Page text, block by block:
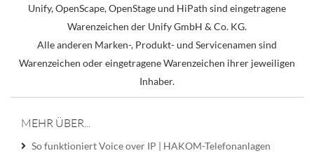
Unify, OpenScape, OpenStage und HiPath sind eingetragene
Warenzeichen der Unify GmbH & Co. KG.
Alle anderen Marken-, Produkt- und Servicenamen sind
Warenzeichen oder eingetragene Warenzeichen ihrer jeweiligen
Inhaber.
MEHR ÜBER...
So funktioniert Voice over IP | HAKOM-Telefonanlagen